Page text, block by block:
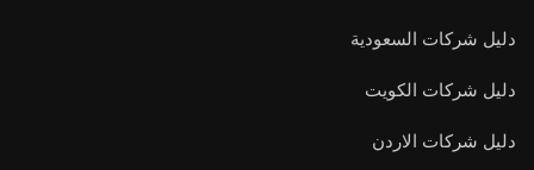
دليل شركات السعودية
دليل شركات الكويت
دليل شركات الاردن